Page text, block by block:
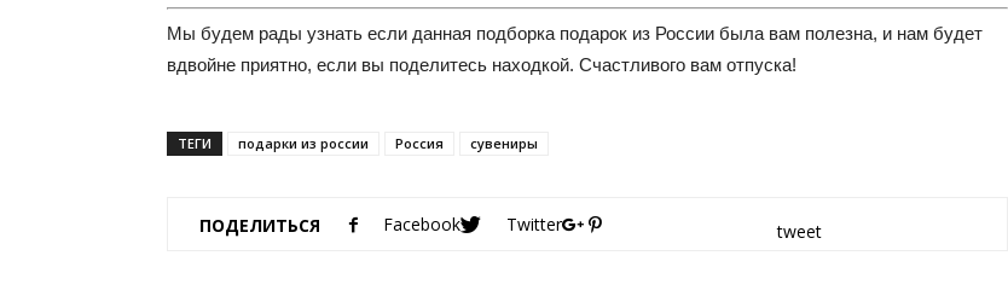
Мы будем рады узнать если данная подборка подарок из России была вам полезна, и нам будет
вдвойне приятно, если вы поделитесь находкой. Счастливого вам отпуска!
ТЕГИ подарки из россии Россия сувениры
ПОДЕЛИТЬСЯ Facebook Twitter tweet